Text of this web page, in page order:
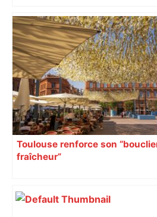
Direct. Top 14 – Montpellier –
français : qui pour rejoindre
toulousain en finale ? Suivez
finale – Rugbyrama
Toulouse renforce son
fraîcheur”